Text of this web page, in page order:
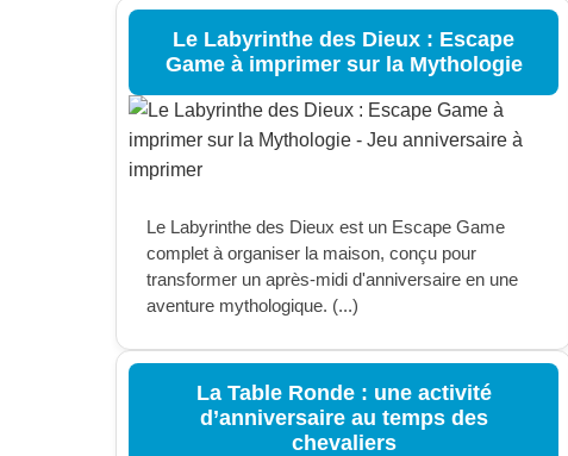
Le Labyrinthe des Dieux : Escape
Game à imprimer sur la Mythologie
Le Labyrinthe des Dieux est un Escape Game
complet à organiser la maison, conçu pour
transformer un après-midi d'anniversaire en une
aventure mythologique. (...)
La Table Ronde : une activité
d’anniversaire au temps des
chevaliers